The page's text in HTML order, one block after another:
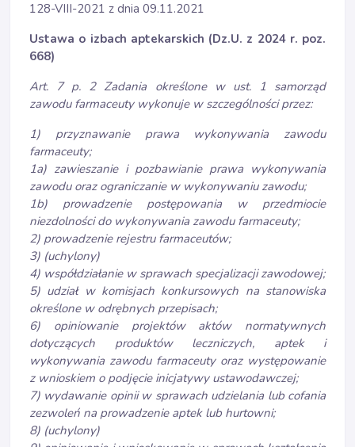
128-VIII-2021 z dnia 09.11.2021
Ustawa o izbach aptekarskich (Dz.U. z 2024 r. poz.
668)
Art. 7 p. 2 Zadania określone w ust. 1 samorząd
zawodu farmaceuty wykonuje w szczególności przez:
1) przyznawanie prawa wykonywania zawodu
farmaceuty;
1a) zawieszanie i pozbawianie prawa wykonywania
zawodu oraz ograniczanie w wykonywaniu zawodu;
1b) prowadzenie postępowania w przedmiocie
niezdolności do wykonywania zawodu farmaceuty;
2) prowadzenie rejestru farmaceutów;
3) (uchylony)
4) współdziałanie w sprawach specjalizacji zawodowej;
5) udział w komisjach konkursowych na stanowiska
określone w odrębnych przepisach;
6) opiniowanie projektów aktów normatywnych
dotyczących produktów leczniczych, aptek i
wykonywania zawodu farmaceuty oraz występowanie
z wnioskiem o podjęcie inicjatywy ustawodawczej;
7) wydawanie opinii w sprawach udzielania lub cofania
zezwoleń na prowadzenie aptek lub hurtowni;
8) (uchylony)